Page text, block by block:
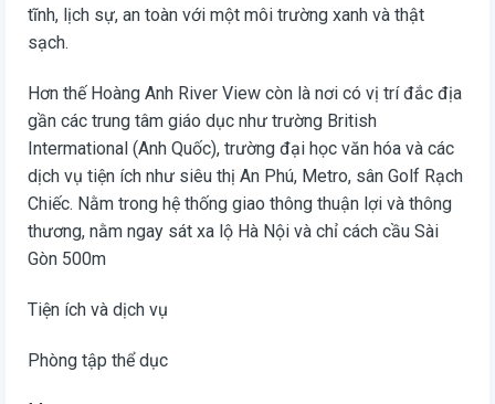
tĩnh, lịch sự, an toàn với một môi trường xanh và thật
sạch.
Hơn thế Hoàng Anh River View còn là nơi có vị trí đắc địa
gần các trung tâm giáo dục như trường British
Intermational (Anh Quốc), trường đại học văn hóa và các
dịch vụ tiện ích như siêu thị An Phú, Metro, sân Golf Rạch
Chiếc. Nằm trong hệ thống giao thông thuận lợi và thông
thương, nằm ngay sát xa lộ Hà Nội và chỉ cách cầu Sài
Gòn 500m
Tiện ích và dịch vụ
Phòng tập thể dục